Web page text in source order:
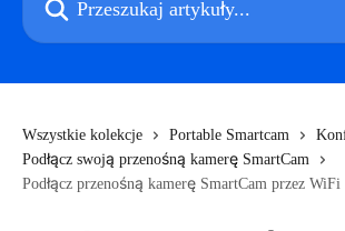
Wszystkie kolekcje Portable Smartcam
Podłącz swoją przenośną kamerę SmartCam
Podłącz przenośną kamerę SmartCam przez WiFi